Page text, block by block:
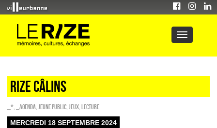
Rize câlins
_* _Agenda Jeune public Jeux Lecture
MERCREDI 18 SEPTEMBRE 2024